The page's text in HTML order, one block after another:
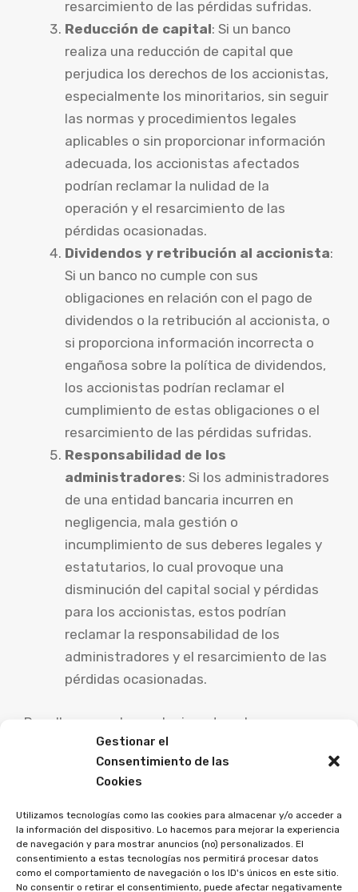
Gestionar el
Consentimiento de las
Cookies
Utilizamos tecnologías como las cookies para almacenar y/o acceder a
la información del dispositivo. Lo hacemos para mejorar la experiencia
de navegación y para mostrar anuncios (no) personalizados. El
consentimiento a estas tecnologías nos permitirá procesar datos
como el comportamiento de navegación o los ID's únicos en este sitio.
No consentir o retirar el consentimiento, puede afectar negativamente
resarcimiento de las pérdidas sufridas.
Reducción de capital: Si un banco
realiza una reducción de capital que
perjudica los derechos de los accionistas,
especialmente los minoritarios, sin seguir
las normas y procedimientos legales
aplicables o sin proporcionar información
adecuada, los accionistas afectados
podrían reclamar la nulidad de la
operación y el resarcimiento de las
pérdidas ocasionadas.
Dividendos y retribución al accionista:
Si un banco no cumple con sus
obligaciones en relación con el pago de
dividendos o la retribución al accionista, o
si proporciona información incorrecta o
engañosa sobre la política de dividendos,
los accionistas podrían reclamar el
cumplimiento de estas obligaciones o el
resarcimiento de las pérdidas sufridas.
Responsabilidad de los
administradores: Si los administradores
de una entidad bancaria incurren en
negligencia, mala gestión o
incumplimiento de sus deberes legales y
estatutarios, lo cual provoque una
disminución del capital social y pérdidas
para los accionistas, estos podrían
reclamar la responsabilidad de los
administradores y el resarcimiento de las
pérdidas ocasionadas.
Para llevar a cabo cualquiera de estas
reclamaciones, es aconsejable contar con la
asesoría de un abogado experto en derecho
bancario y de inversión. Además, es posible
acudir a mecanismos de resolución extrajudicial
de conflictos, como el Defensor del Cliente de la
entidad financiera o la Comisión Nacional del
Mercado de Valores (CNMV), antes de iniciar